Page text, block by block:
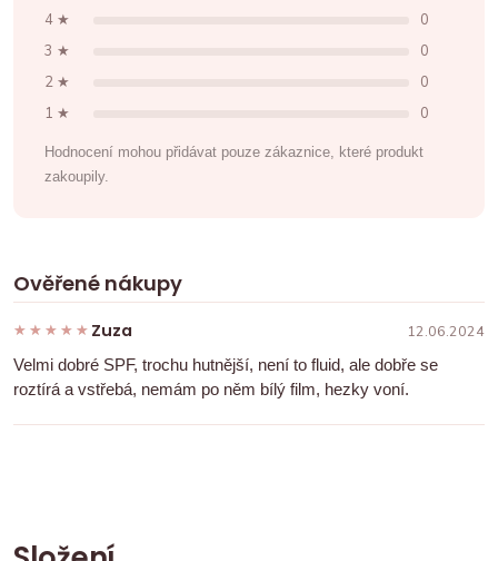
4 ★
0
3 ★
0
2 ★
0
1 ★
0
Hodnocení mohou přidávat pouze zákaznice, které produkt
zakoupily.
Ověřené nákupy
★★★★★
★★★★★ Zuza 12.06.2024
Velmi dobré SPF, trochu hutnější, není to fluid, ale dobře se
roztírá a vstřebá, nemám po něm bílý film, hezky voní.